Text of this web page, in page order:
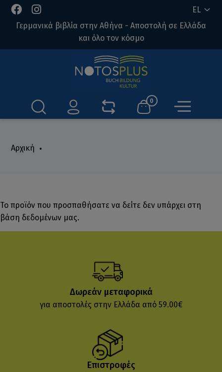
EL
Γερμανικά βιβλία στην Αθήνα - Αποστολή σε Ελλάδα
και όλο τον κόσμο
0
Αρχική
Το προϊόν που προσπαθήσατε να δείτε δεν υπάρχει στη
βάση δεδομένων μας.
Δωρεάν μεταφορικά
για αποστολές στην Ελλάδα από 59.00€
Επιστροφές